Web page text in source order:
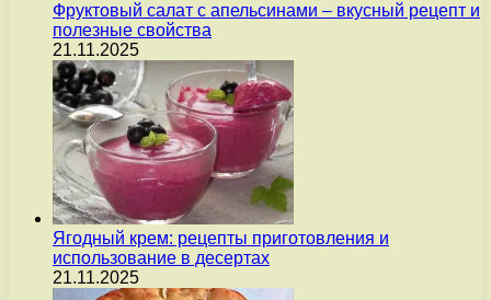
Фруктовый салат с апельсинами – вкусный рецепт и
полезные свойства
21.11.2025
Ягодный крем: рецепты приготовления и
использование в десертах
21.11.2025